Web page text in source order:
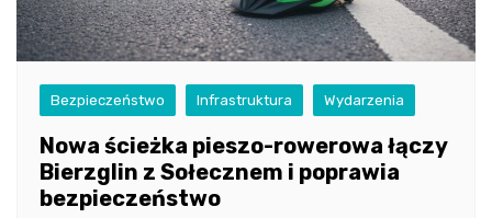
Bezpieczeństwo Infrastruktura Wydarzenia
Nowa ścieżka pieszo-rowerowa łączy
Bierzglin z Sołecznem i poprawia
bezpieczeństwo